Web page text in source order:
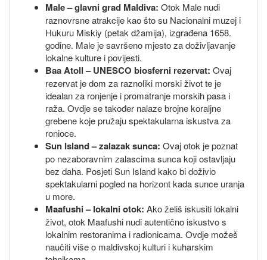
Male – glavni grad Maldiva: Otok Male nudi
raznovrsne atrakcije kao što su Nacionalni muzej i
Hukuru Miskiy (petak džamija), izgrađena 1658.
godine. Male je savršeno mjesto za doživljavanje
lokalne kulture i povijesti.
Baa Atoll – UNESCO biosferni rezervat: Ovaj
rezervat je dom za raznoliki morski život te je
idealan za ronjenje i promatranje morskih pasa i
raža. Ovdje se također nalaze brojne koraljne
grebene koje pružaju spektakularna iskustva za
ronioce.
Sun Island – zalazak sunca: Ovaj otok je poznat
po nezaboravnim zalascima sunca koji ostavljaju
bez daha. Posjeti Sun Island kako bi doživio
spektakularni pogled na horizont kada sunce uranja
u more.
Maafushi – lokalni otok: Ako želiš iskusiti lokalni
život, otok Maafushi nudi autentično iskustvo s
lokalnim restoranima i radionicama. Ovdje možeš
naučiti više o maldivskoj kulturi i kuharskim